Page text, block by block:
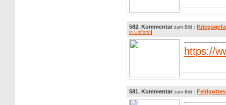
582. Kommentar zum Bild :
in Uniform]
https://
581. Kommentar zum Bild :